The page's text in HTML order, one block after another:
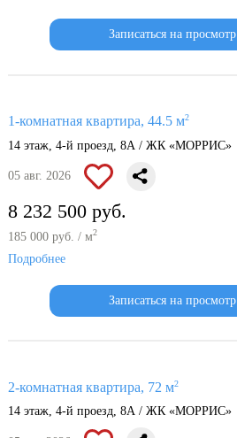
Записаться на просмотр
1-комнатная квартира, 44.5 м2
14 этаж, 4-й проезд, 8А / ЖК «МОРРИС»
05 авг. 2026
8 232 500 руб.
185 000 руб. / м2
Подробнее
Записаться на просмотр
2-комнатная квартира, 72 м2
14 этаж, 4-й проезд, 8А / ЖК «МОРРИС»